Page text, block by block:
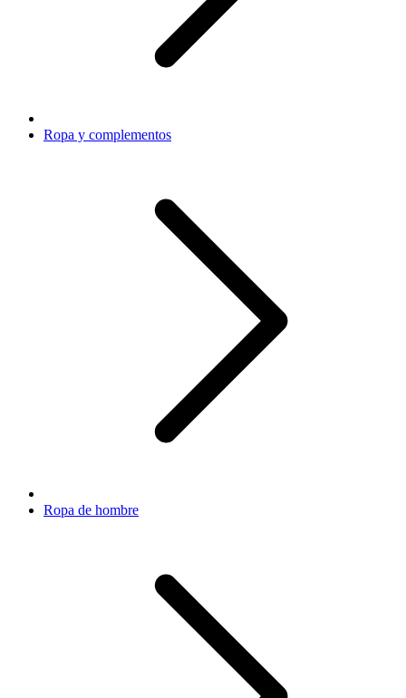
Ropa y complementos
Ropa de hombre